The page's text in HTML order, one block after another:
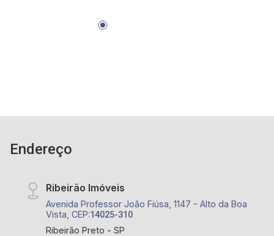
Endereço
Ribeirão Imóveis
Avenida Professor João Fiúsa, 1147 - Alto da Boa
Vista, CEP:14025-310
Ribeirão Preto - SP